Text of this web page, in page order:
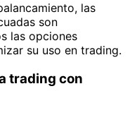
las
son
las opciones
su uso en trading.
trading con